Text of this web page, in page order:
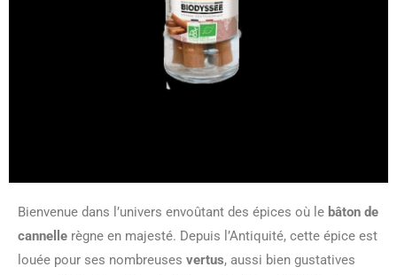
Bienvenue dans l’univers envoûtant des épices où le bâton de
cannelle règne en majesté. Depuis l’Antiquité, cette épice est
louée pour ses nombreuses vertus, aussi bien gustatives